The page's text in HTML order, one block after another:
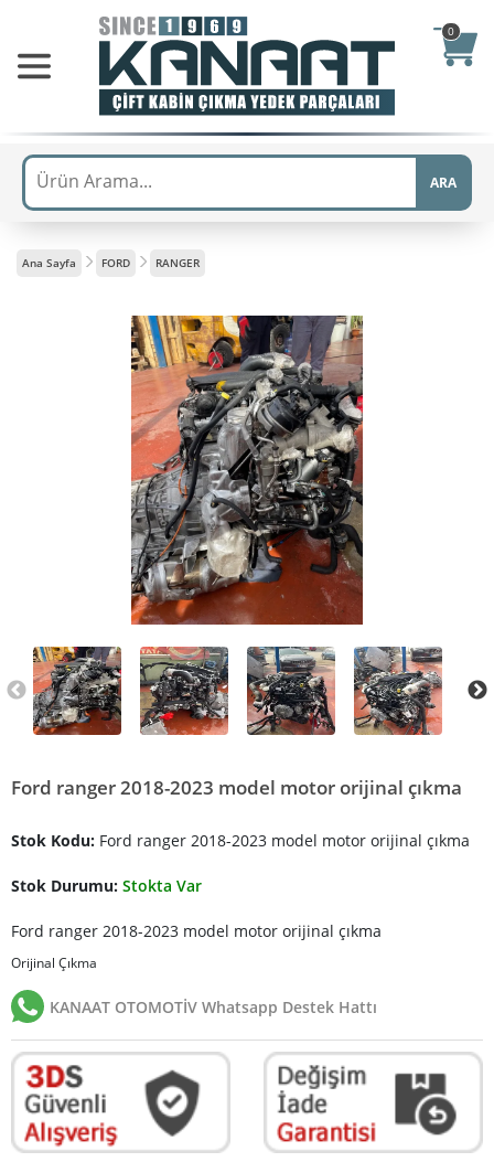
0
ARA
Ana Sayfa FORD RANGER
Ford ranger 2018-2023 model motor orijinal çıkma
Stok Kodu: Ford ranger 2018-2023 model motor orijinal çıkma
Stok Durumu: Stokta Var
Ford ranger 2018-2023 model motor orijinal çıkma
Orijinal Çıkma
KANAAT OTOMOTİV Whatsapp Destek Hattı